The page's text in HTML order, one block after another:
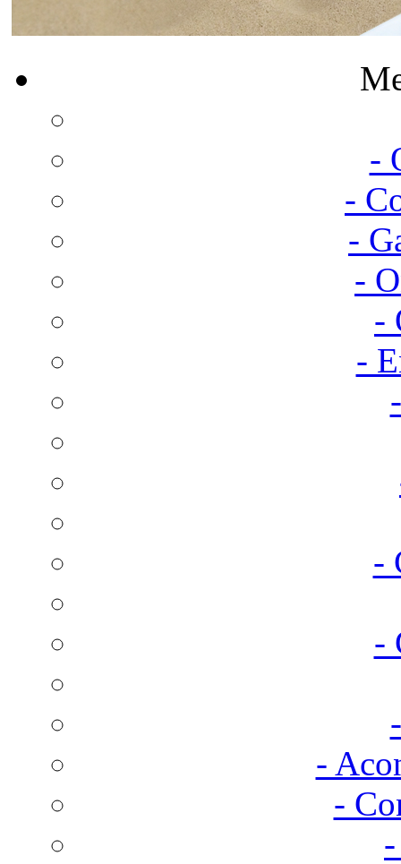
-
-
-
-
-
-
-
-
-
-